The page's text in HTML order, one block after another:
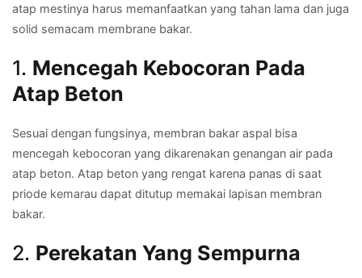
atap mestinya harus memanfaatkan yang tahan lama dan juga
solid semacam membrane bakar.
1. Mencegah Kebocoran Pada
Atap Beton
Sesuai dengan fungsinya, membran bakar aspal bisa
mencegah kebocoran yang dikarenakan genangan air pada
atap beton. Atap beton yang rengat karena panas di saat
priode kemarau dapat ditutup memakai lapisan membran
bakar.
2. Perekatan Yang Sempurna